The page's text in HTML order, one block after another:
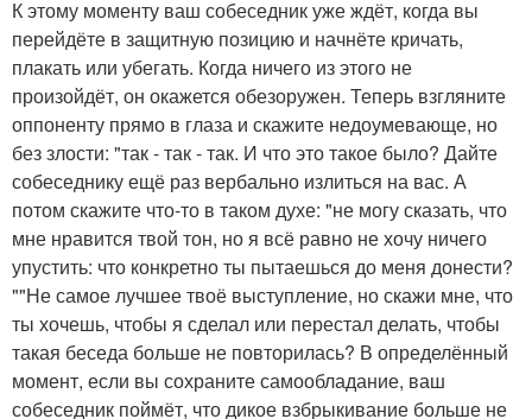
К этому моменту ваш собеседник уже ждёт, когда вы
перейдёте в защитную позицию и начнёте кричать,
плакать или убегать. Когда ничего из этого не
произойдёт, он окажется обезоружен. Теперь взгляните
оппоненту прямо в глаза и скажите недоумевающе, но
без злости: "так - так - так. И что это такое было? Дайте
собеседнику ещё раз вербально излиться на вас. А
потом скажите что-то в таком духе: "не могу сказать, что
мне нравится твой тон, но я всё равно не хочу ничего
упустить: что конкретно ты пытаешься до меня донести?
""Не самое лучшее твоё выступление, но скажи мне, что
ты хочешь, чтобы я сделал или перестал делать, чтобы
такая беседа больше не повторилась? В определённый
момент, если вы сохраните самообладание, ваш
собеседник поймёт, что дикое взбрыкивание больше не